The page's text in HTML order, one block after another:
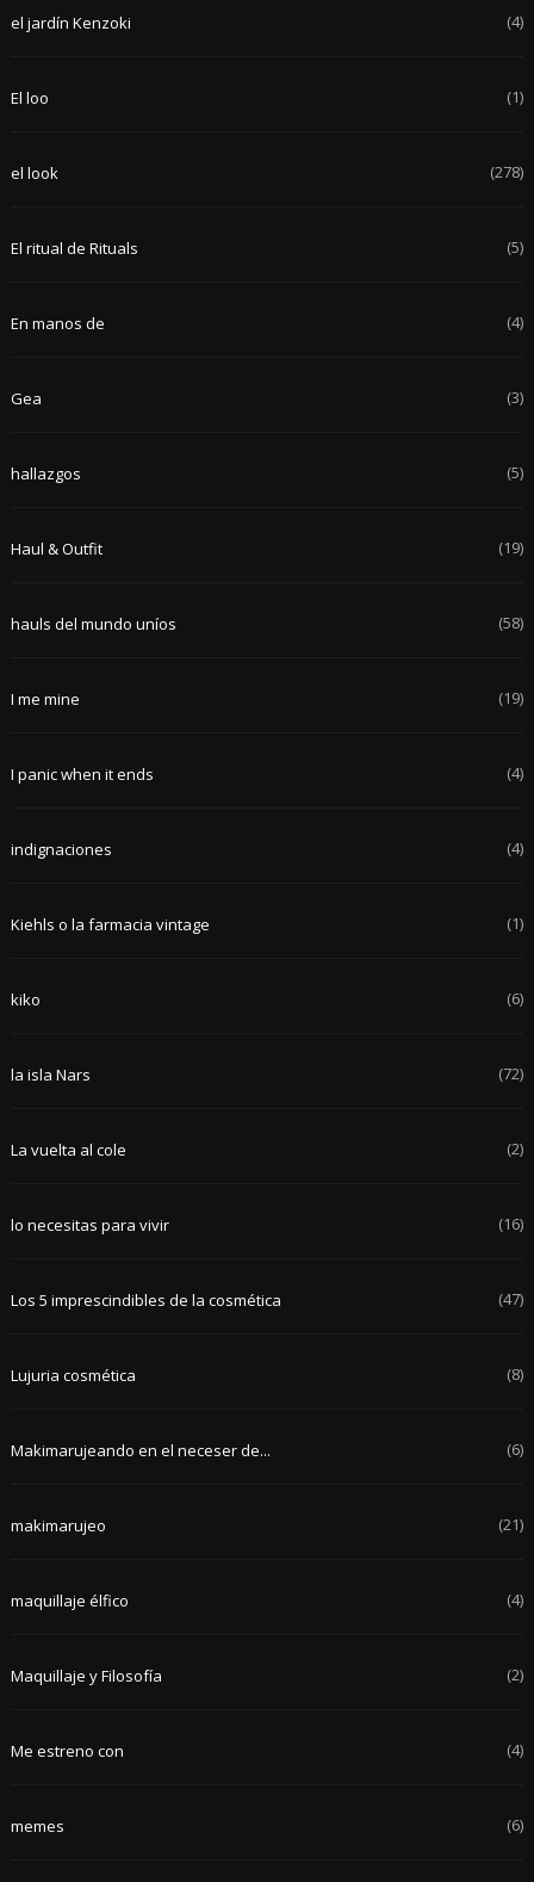
el jardín Kenzoki (4)
El loo (1)
el look (278)
El ritual de Rituals (5)
En manos de (4)
Gea (3)
hallazgos (5)
Haul & Outfit (19)
hauls del mundo uníos (58)
I me mine (19)
I panic when it ends (4)
indignaciones (4)
Kiehls o la farmacia vintage (1)
kiko (6)
la isla Nars (72)
La vuelta al cole (2)
lo necesitas para vivir (16)
Los 5 imprescindibles de la cosmética (47)
Lujuria cosmética (8)
Makimarujeando en el neceser de... (6)
makimarujeo (21)
maquillaje élfico (4)
Maquillaje y Filosofía (2)
Me estreno con (4)
memes (6)